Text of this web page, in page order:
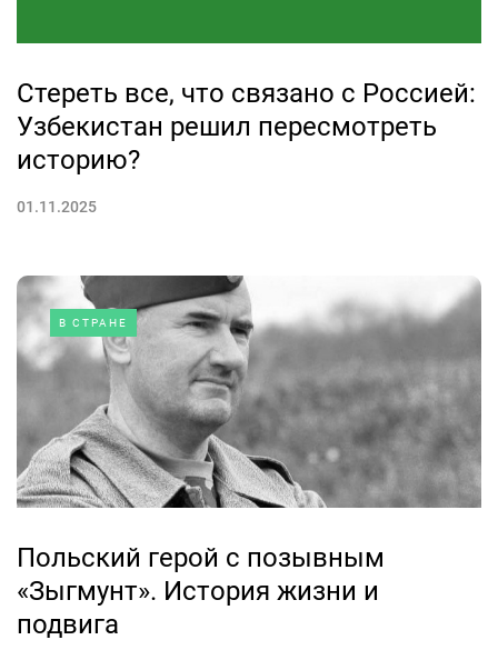
Стереть все, что связано с Россией:
Узбекистан решил пересмотреть
историю?
01.11.2025
В СТРАНЕ
Польский герой с позывным
«Зыгмунт». История жизни и
подвига